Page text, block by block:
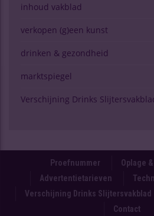
inhoud vakblad
verkopen (g)een kunst
drinken & gezondheid
marktspiegel
Verschijning Drinks
Proefnummer
Oplage
Advertentietarieven
Verschijning Drinks Slijtersvakblad
Contact